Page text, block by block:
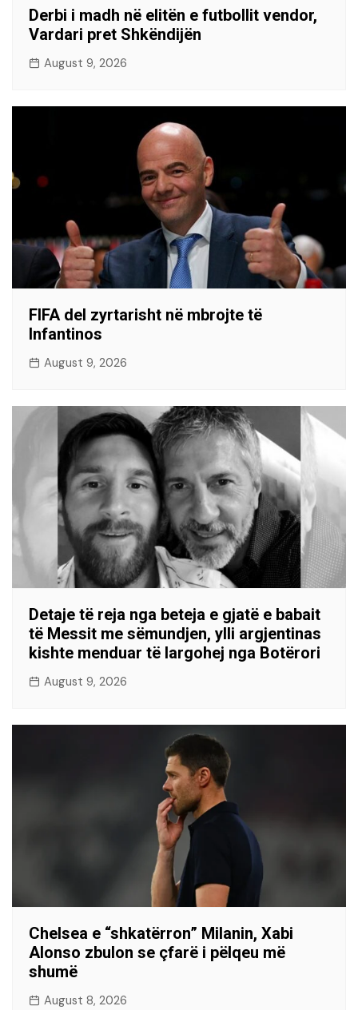
Derbi i madh në elitën e futbollit vendor,
Vardari pret Shkëndijën
August 9, 2026
FIFA del zyrtarisht në mbrojte të
Infantinos
August 9, 2026
Detaje të reja nga beteja e gjatë e babait
të Messit me sëmundjen, ylli argjentinas
kishte menduar të largohej nga Botërori
August 9, 2026
Chelsea e “shkatërron” Milanin, Xabi
Alonso zbulon se çfarë i pëlqeu më
shumë
August 8, 2026